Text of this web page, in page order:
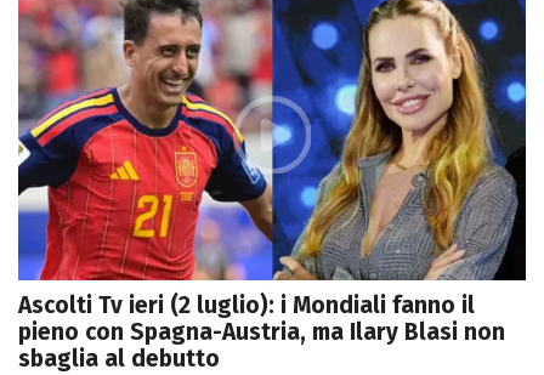
Ascolti Tv ieri (2 luglio): i Mondiali fanno il
pieno con Spagna-Austria, ma Ilary Blasi non
sbaglia al debutto